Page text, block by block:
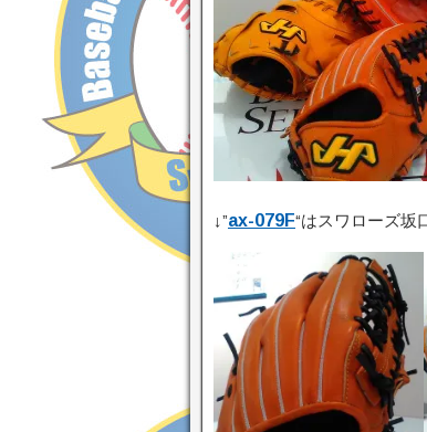
↓”ax-079F“はスワローズ坂